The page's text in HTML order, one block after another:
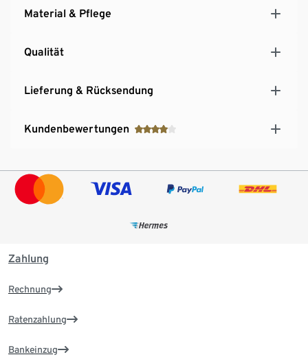
Material & Pflege
Qualität
Lieferung & Rücksendung
Kundenbewertungen
Zahlung
Rechnung
Ratenzahlung
Bankeinzug